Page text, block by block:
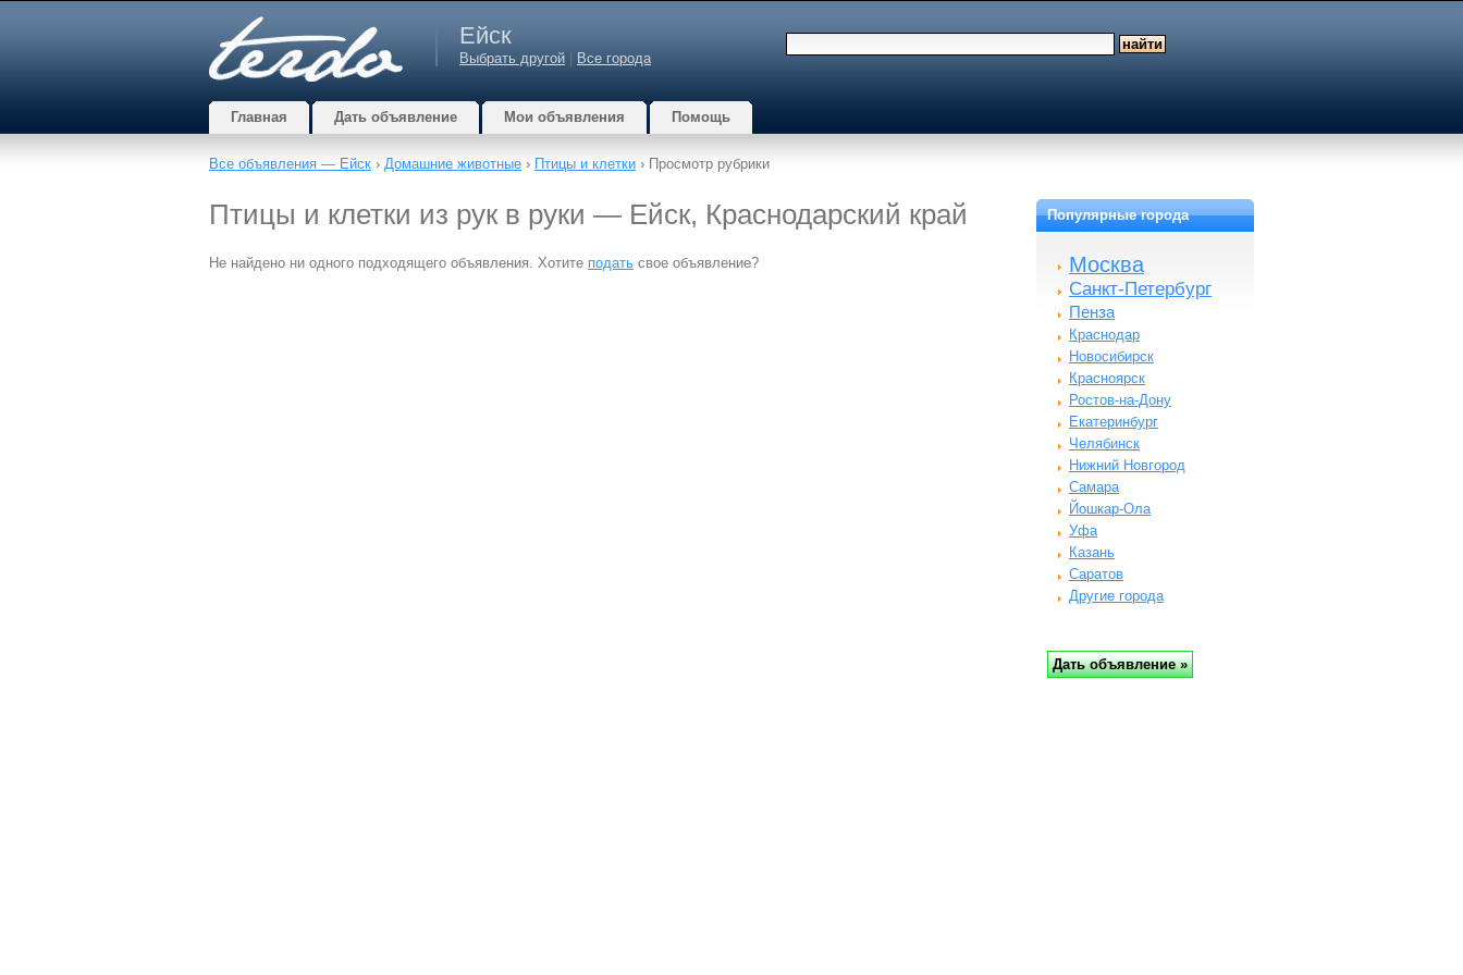
Ейск
Выбрать другой Все города
Главная Дать объявление Мои объявления Помощь
Все объявления — Ейск › Домашние животные › Птицы и клетки › Просмотр рубрики
Птицы и клетки из рук в руки — Ейск, Краснодарский край
Не найдено ни одного подходящего объявления. Хотите подать свое объявление?
Популярные города
Москва
Санкт-Петербург
Пенза
Краснодар
Новосибирск
Красноярск
Ростов-на-Дону
Екатеринбург
Челябинск
Нижний Новгород
Самара
Йошкар-Ола
Уфа
Казань
Саратов
Другие города